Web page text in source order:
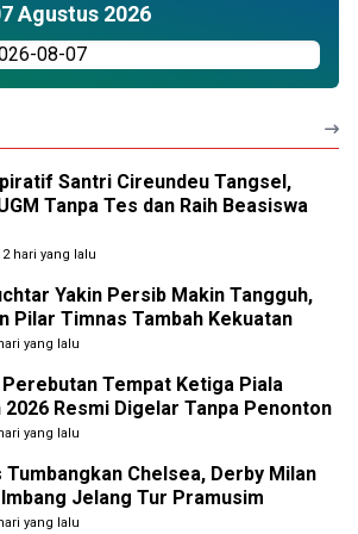
Agustus 2026
Santri Cireundeu Tangsel,
Tanpa Tes dan Raih Beasiswa
2 hari yang lalu
Yakin Persib Makin Tangguh,
Pilar Timnas Tambah Kekuatan
yang lalu
Perebutan Tempat Ketiga Piala
Resmi Digelar Tanpa Penonton
yang lalu
Chelsea, Derby Milan
Jelang Tur Pramusim
yang lalu